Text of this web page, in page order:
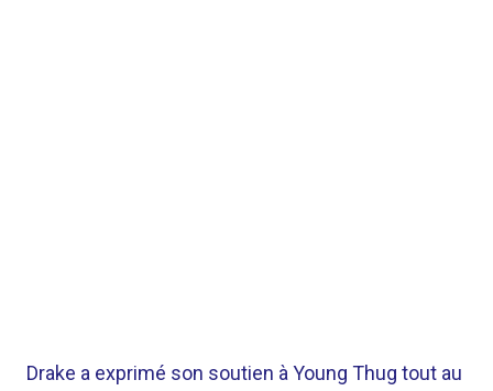
Drake a exprimé son soutien à Young Thug tout au